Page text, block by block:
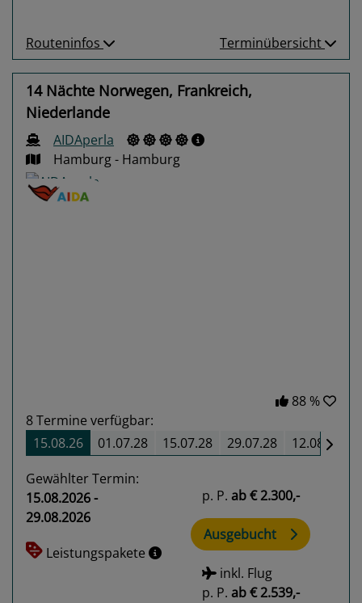
Routeninfos Terminübersicht
14 Nächte Norwegen, Frankreich,
Niederlande
AIDAperla
Hamburg - Hamburg
88 %
8Termine verfügbar:
15.08.26
01.07.28 15.07.28 29.07.28 12.08.28
Gewählter Termin:
15.08.2026 -
29.08.2026
Leistungspakete
p. P. ab€ 2.300,-
Ausgebucht
inkl. Flug
p. P. ab€ 2.539,-